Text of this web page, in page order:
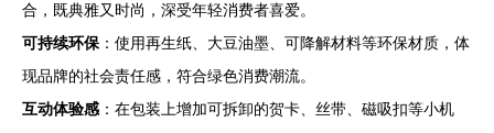
合，既典雅又时尚，深受年轻消费者喜爱。
可持续环保 ：使用再生纸、大豆油墨、可降解材料等环保材质，体
现品牌的社会责任感，符合绿色消费潮流。
互动体验感 ：在包装上增加可拆卸的贺卡、丝带、磁吸扣等小机